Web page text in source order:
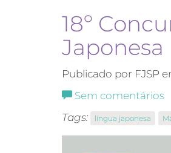
18º
Japonesa
Publicado por FJSP
Sem comentários
Tags:
língua japonesa